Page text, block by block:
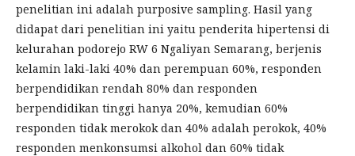
penelitian ini adalah purposive sampling. Hasil yang
didapat dari penelitian ini yaitu penderita hipertensi di
kelurahan podorejo RW 6 Ngaliyan Semarang, berjenis
kelamin laki-laki 40% dan perempuan 60%, responden
berpendidikan rendah 80% dan responden
berpendidikan tinggi hanya 20%, kemudian 60%
responden tidak merokok dan 40% adalah perokok, 40%
responden menkonsumsi alkohol dan 60% tidak